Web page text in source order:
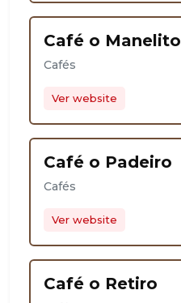
Café o Manelito
Cafés
Ver website
Café o Padeiro
Cafés
Ver website
Café o Retiro